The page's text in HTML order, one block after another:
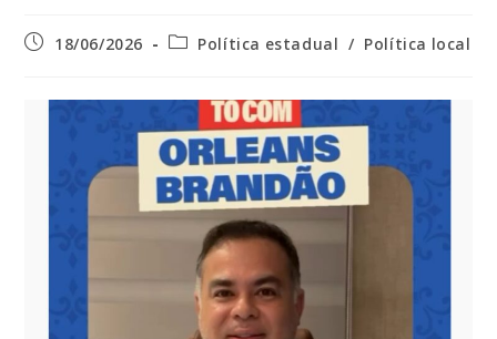
Post18/06/2026
Categoria
Política estadual / Política local